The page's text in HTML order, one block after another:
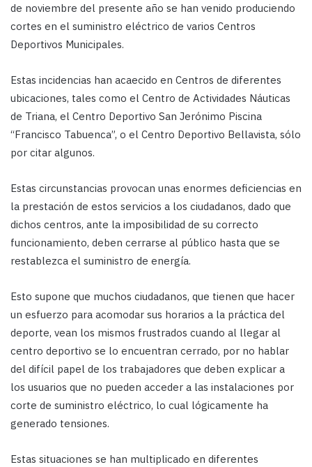
de noviembre del presente año se han venido produciendo
cortes en el suministro eléctrico de varios Centros
Deportivos Municipales.
Estas incidencias han acaecido en Centros de diferentes
ubicaciones, tales como el Centro de Actividades Náuticas
de Triana, el Centro Deportivo San Jerónimo Piscina
“Francisco Tabuenca”, o el Centro Deportivo Bellavista, sólo
por citar algunos.
Estas circunstancias provocan unas enormes deficiencias en
la prestación de estos servicios a los ciudadanos, dado que
dichos centros, ante la imposibilidad de su correcto
funcionamiento, deben cerrarse al público hasta que se
restablezca el suministro de energía.
Esto supone que muchos ciudadanos, que tienen que hacer
un esfuerzo para acomodar sus horarios a la práctica del
deporte, vean los mismos frustrados cuando al llegar al
centro deportivo se lo encuentran cerrado, por no hablar
del difícil papel de los trabajadores que deben explicar a
los usuarios que no pueden acceder a las instalaciones por
corte de suministro eléctrico, lo cual lógicamente ha
generado tensiones.
Estas situaciones se han multiplicado en diferentes